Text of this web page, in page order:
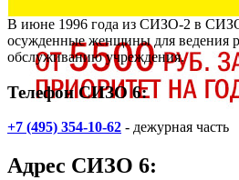
В июне 1996 года из СИЗО-2 в
осужденные женщины для ведения
обслуживанию учреждения.
Телефон СИЗО 6:
+7 (495) 354-10-62 - дежурная часть
Адрес СИЗО 6: